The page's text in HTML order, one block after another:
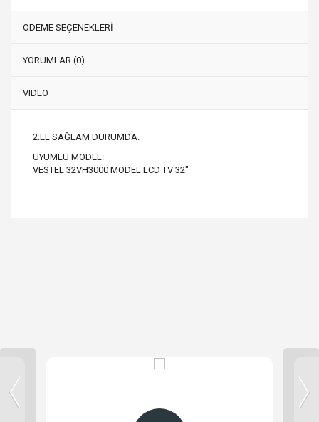
ÖDEME SEÇENEKLERİ
YORUMLAR (0)
VIDEO
2.EL SAĞLAM DURUMDA.
UYUMLU MODEL:
VESTEL 32VH3000 MODEL LCD TV 32"